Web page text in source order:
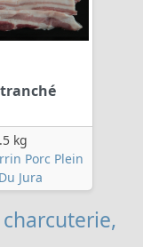
kg
Porc Plein
Jura